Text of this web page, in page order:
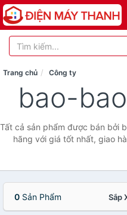
Trang chủ Công ty
bao-
Tất cả sản phẩm được bán bởi
hãng với giá tốt nhất, giao
0 Sản Phẩm Sắp